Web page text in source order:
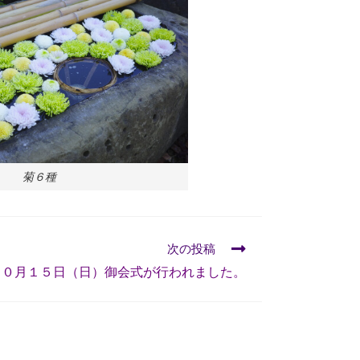
菊６種
次の投稿
月１５日（日）御会式が行われました。